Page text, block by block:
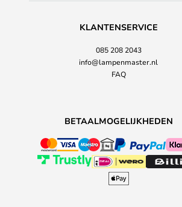
KLANTENSERVICE
085 208 2043
info@lampenmaster.nl
FAQ
BETAALMOGELIJKHEDEN